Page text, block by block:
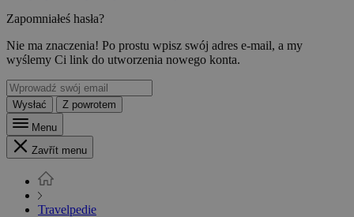
Zapomniałeś hasła?
Nie ma znaczenia! Po prostu wpisz swój adres e-mail, a my
wyślemy Ci link do utworzenia nowego konta.
Wysłać
Z powrotem
Menu
Zavřít menu
Travelpedie